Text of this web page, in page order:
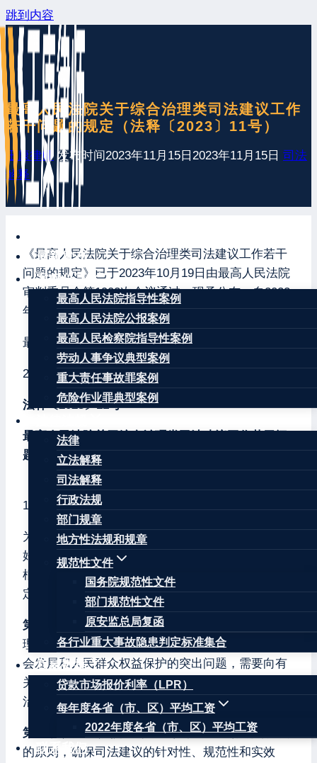
跳到内容
最新发布
案例分享
最高人民法院指导性案例
最高人民法院公报案例
最高人民检察院指导性案例
劳动人事争议典型案例
重大责任事故罪案例
危险作业罪典型案例
法律
立法解释
司法解释
行政法规
部门规章
地方性法规和规章
规范性文件
国务院规范性文件
部门规范性文件
原安监总局复函
各行业重大事故隐患判定标准集合
权威数据
贷款市场报价利率（LPR）
每年度各省（市、区）平均工资
2022年度各省（市、区）平均工资
联系我们
最高人民法院关于综合治理类司法建议工作
若干问题的规定（法释〔2023〕11号）
王康律师 发布时间2023年11月15日 2023年11月15日 司法
解释
《最高人民法院关于综合治理类司法建议工作若干
问题的规定》已于2023年10月19日由最高人民法院
审判委员会第1902次会议通过，现予公布，自2023
年11月16日起施行。
最高人民法院
2023年11月15日
法释〔2023〕11号
最高人民法院关于综合治理类司法建议工作若干问
题的规定
（2023年10月19日由最高人民法院审判委员会第
1902次会议通过，自2023年11月16日起施行）
为进一步加强和规范综合治理类司法建议工作，更
好发挥审判机关在国家和社会治理中的重要作用，
根据《中华人民共和国人民法院组织法》等法律规
定，结合人民法院工作实际，制定本规定。
第一条
人民法院在履行审判执行职责时发现社会治
理领域中存在引起矛盾纠纷多发高发，影响经济社
会发展和人民群众权益保护的突出问题，需要向有
关主管机关或者其他有关单位提出改进工作、完善
治理的司法建议的，适用本规定。
第二条
人民法院提出司法建议，应当遵循确有必要
的原则，确保司法建议的针对性、规范性和实效